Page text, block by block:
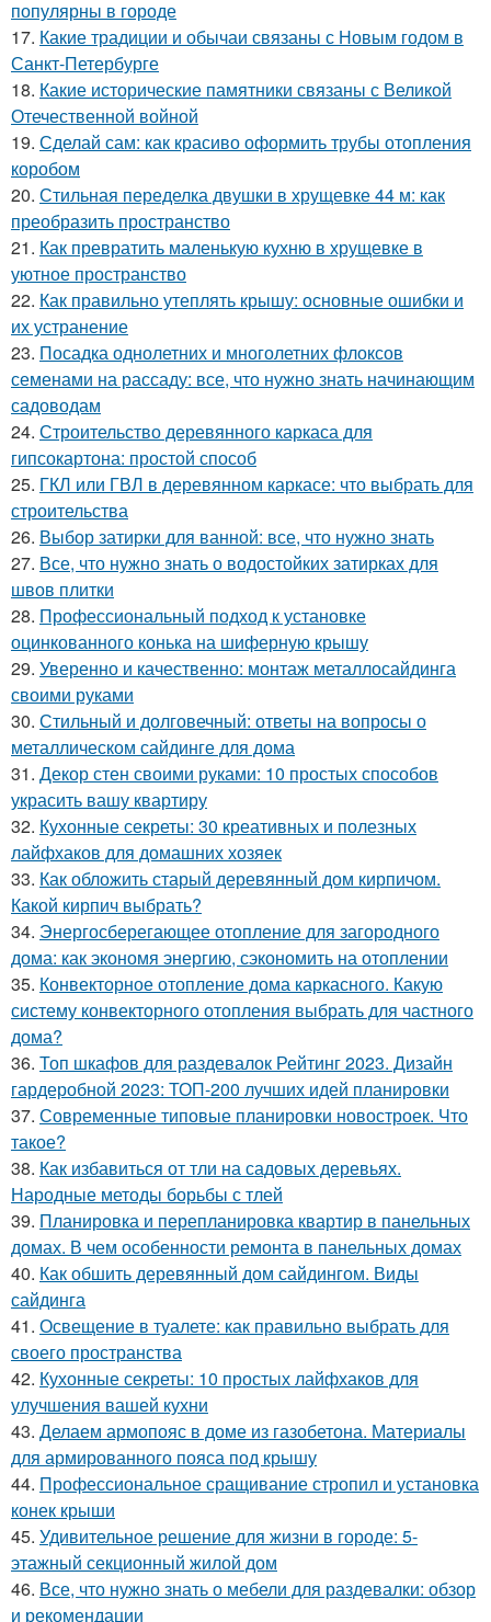
популярны в городе
17. Какие традиции и обычаи связаны с Новым годом в
Санкт-Петербурге
18. Какие исторические памятники связаны с Великой
Отечественной войной
19. Сделай сам: как красиво оформить трубы отопления
коробом
20. Стильная переделка двушки в хрущевке 44 м: как
преобразить пространство
21. Как превратить маленькую кухню в хрущевке в
уютное пространство
22. Как правильно утеплять крышу: основные ошибки и
их устранение
23. Посадка однолетних и многолетних флоксов
семенами на рассаду: все, что нужно знать начинающим
садоводам
24. Строительство деревянного каркаса для
гипсокартона: простой способ
25. ГКЛ или ГВЛ в деревянном каркасе: что выбрать для
строительства
26. Выбор затирки для ванной: все, что нужно знать
27. Все, что нужно знать о водостойких затирках для
швов плитки
28. Профессиональный подход к установке
оцинкованного конька на шиферную крышу
29. Уверенно и качественно: монтаж металлосайдинга
своими руками
30. Стильный и долговечный: ответы на вопросы о
металлическом сайдинге для дома
31. Декор стен своими руками: 10 простых способов
украсить вашу квартиру
32. Кухонные секреты: 30 креативных и полезных
лайфхаков для домашних хозяек
33. Как обложить старый деревянный дом кирпичом.
Какой кирпич выбрать?
34. Энергосберегающее отопление для загородного
дома: как экономя энергию, сэкономить на отоплении
35. Конвекторное отопление дома каркасного. Какую
систему конвекторного отопления выбрать для частного
дома?
36. Топ шкафов для раздевалок Рейтинг 2023. Дизайн
гардеробной 2023: ТОП-200 лучших идей планировки
37. Современные типовые планировки новостроек. Что
такое?
38. Как избавиться от тли на садовых деревьях.
Народные методы борьбы с тлей
39. Планировка и перепланировка квартир в панельных
домах. В чем особенности ремонта в панельных домах
40. Как обшить деревянный дом сайдингом. Виды
сайдинга
41. Освещение в туалете: как правильно выбрать для
своего пространства
42. Кухонные секреты: 10 простых лайфхаков для
улучшения вашей кухни
43. Делаем армопояс в доме из газобетона. Материалы
для армированного пояса под крышу
44. Профессиональное сращивание стропил и установка
конек крыши
45. Удивительное решение для жизни в городе: 5-
этажный секционный жилой дом
46. Все, что нужно знать о мебели для раздевалки: обзор
и рекомендации